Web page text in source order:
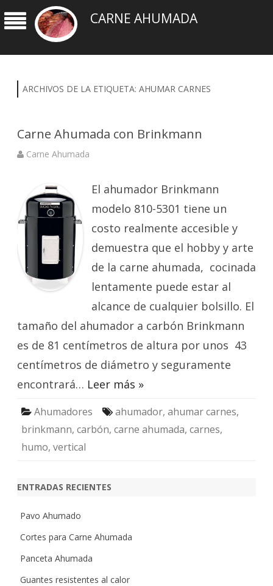
CARNE AHUMADA
ARCHIVOS DE LA ETIQUETA: AHUMAR CARNES
Carne Ahumada con Brinkmann
Carne Ahumada
El ahumador Brinkmann
modelo 810-5301 tiene un
costo realmente accesible y
demuestra que el hobby y arte
de la carne ahumada, cocinada
lentamente puede estar al
alcance de cualquier bolsillo. El
tamaño del ahumador a carbón Brinkmann
es de 81 centímetros de altura por unos 43
centímetros de diámetro y seguramente
encontrará… Leer más »
Ahumadores ahumador, ahumar carnes,
brinkmann, carbón, carne ahumada, carnes,
humo, vertical
ENTRADAS RECIENTES
Pavo Ahumado
Cortes para Carne Ahumada
Panceta Ahumada
Guantes resistentes al calor